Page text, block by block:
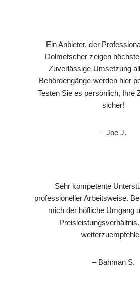
Ein Anbieter, der
Dolmetscher zeigen
Zuverlässige Umsetzung
Behördengänge werden hier
Testen Sie es persönlich, Ihre
sicher!
– Joe J.
Sehr kompetente
professioneller Arbeitsweise.
mich der höfliche Umgang
– Bahman S.